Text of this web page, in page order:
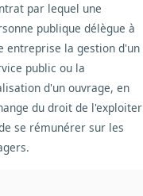
par lequel une
publique délègue à
entreprise la gestion d'un
public ou la
d'un ouvrage, en
du droit de l'exploiter
se rémunérer sur les